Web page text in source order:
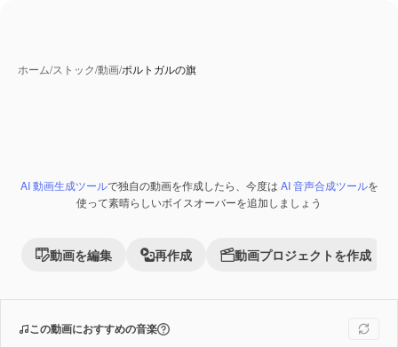
ホーム/ストック/動画/ポルトガルの旗
Premium
AI 動画生成ツールで独自の動画を作成したら、今度は AI 音声合成ツールを
使って素晴らしいボイスオーバーを追加しましょう
動画を編集 再作成 動画プロジェクトを作成
この動画におすすめの音楽